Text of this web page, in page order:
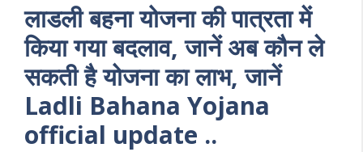
लाडली बहना योजना की पात्रता में
किया गया बदलाव, जानें अब कौन ले
सकती है योजना का लाभ, जानें
Ladli Bahana Yojana
official update ..